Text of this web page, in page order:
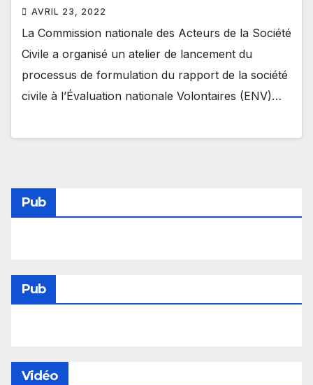
AVRIL 23, 2022
La Commission nationale des Acteurs de la Société
Civile a organisé un atelier de lancement du
processus de formulation du rapport de la société
civile à l’Évaluation nationale Volontaires (ENV)…
Pub
Pub
Vidéo